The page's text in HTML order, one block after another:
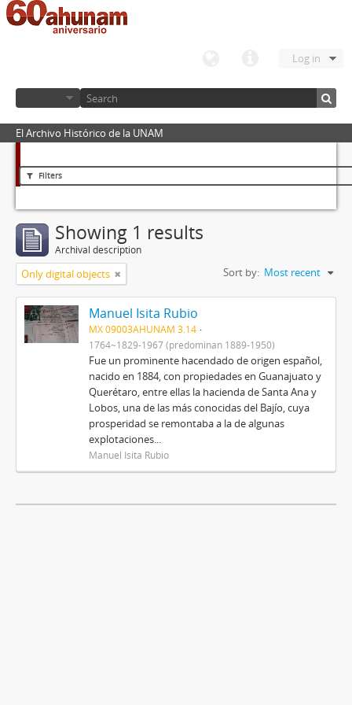
Log in
El Archivo Histórico de la UNAM
Filters
Showing 1 results
Archival description
Only digital objects Sort by: Most recent
Manuel Isita Rubio
MX 09003AHUNAM 3.14
1764~1829-1967 (predominan 1889-1950)
Fue un prominente hacendado de origen español,
nacido en 1884, con propiedades en Guanajuato y
Querétaro, entre ellas la hacienda de Santa Ana y
Lobos, una de las más conocidas del Bajío, cuya
prosperidad se remontaba a la de algunas
explotaciones...
Manuel Isita Rubio